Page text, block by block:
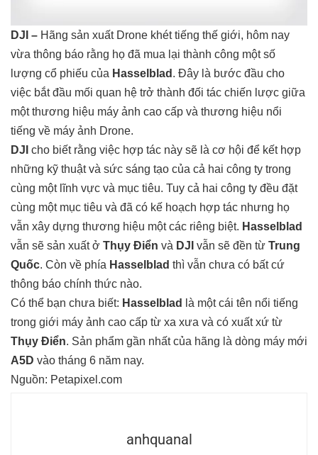
DJI – Hãng sản xuất Drone khét tiếng thế giới, hôm nay
vừa thông báo rằng họ đã mua lại thành công một số
lượng cổ phiếu của Hasselblad . Đây là bước đầu cho
việc bắt đầu mối quan hệ trở thành đối tác chiến lược giữa
một thương hiệu máy ảnh cao cấp và thương hiệu nổi
tiếng về máy ảnh Drone.
DJI cho biết rằng việc hợp tác này sẽ là cơ hội để kết hợp
những kỹ thuật và sức sáng tạo của cả hai công ty trong
cùng một lĩnh vực và mục tiêu. Tuy cả hai công ty đều đặt
cùng một mục tiêu và đã có kế hoạch hợp tác nhưng họ
vẫn xây dựng thương hiệu một các riêng biệt. Hasselblad
vẫn sẽ sản xuất ở Thụy Điển và DJI vẫn sẽ đền từ Trung
Quốc. Còn về phía Hasselblad thì vẫn chưa có bất cứ
thông báo chính thức nào.
Có thể bạn chưa biết: Hasselblad
là một cái tên nổi tiếng
trong giới máy ảnh cao cấp từ xa xưa và có xuất xứ từ
Thụy Điển. Sản phẩm gần nhất của hãng là dòng máy mới
A5D vào tháng 6 năm nay.
Nguồn: Petapixel.com
anhquanal